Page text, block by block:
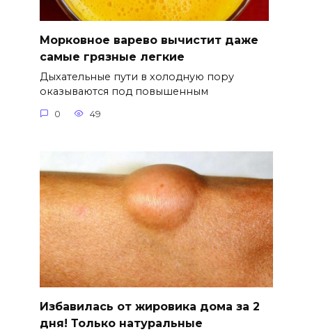
Морковное варево вычистит даже
самые грязные легкие
Дыхательные пути в холодную пору
оказываются под повышенным
0 49
Избавилась от жировика дома за 2
дня! Только натуральные